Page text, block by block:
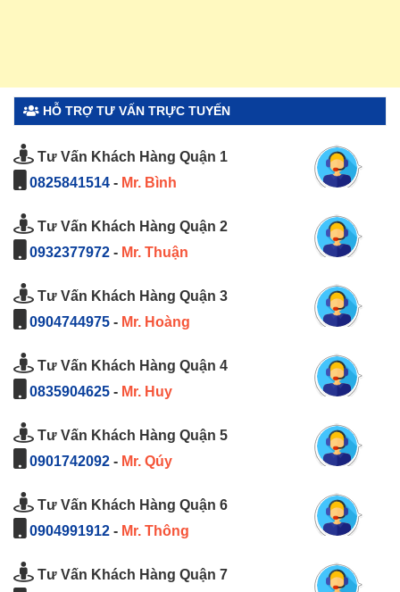
HỖ TRỢ TƯ VẤN TRỰC TUYẾN
Tư Vấn Khách Hàng Quận 1
0825841514 - Mr. Bình
Tư Vấn Khách Hàng Quận 2
0932377972 - Mr. Thuận
Tư Vấn Khách Hàng Quận 3
0904744975 - Mr. Hoàng
Tư Vấn Khách Hàng Quận 4
0835904625 - Mr. Huy
Tư Vấn Khách Hàng Quận 5
0901742092 - Mr. Qúy
Tư Vấn Khách Hàng Quận 6
0904991912 - Mr. Thông
Tư Vấn Khách Hàng Quận 7